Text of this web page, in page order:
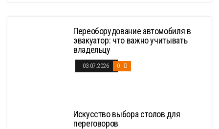
Переоборудование автомобиля в
эвакуатор: что важно учитывать
владельцу
03.07.2026 0
Искусство выбора столов для
переговоров